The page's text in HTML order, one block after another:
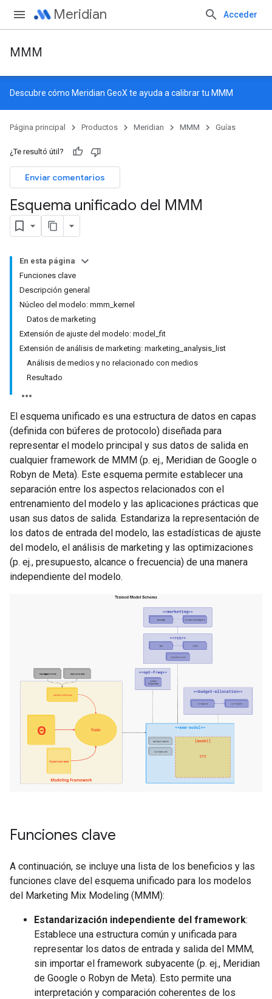
Meridian Acceder
MMM
Descubre cómo Meridian GeoX te ayuda a calibrar tu MMM
Página principal Productos Meridian MMM Guías
¿Te resultó útil?
Enviar comentarios
Esquema unificado del MMM
En esta página
Funciones clave
Descripción general
Núcleo del modelo: mmm_kernel
Datos de marketing
Extensión de ajuste del modelo: model_fit
Extensión de análisis de marketing: marketing_analysis_list
Análisis de medios y no relacionado con medios
Resultado
El esquema unificado es una estructura de datos en capas
(definida con búferes de protocolo) diseñada para
representar el modelo principal y sus datos de salida en
cualquier framework de MMM (p. ej., Meridian de Google o
Robyn de Meta). Este esquema permite establecer una
separación entre los aspectos relacionados con el
entrenamiento del modelo y las aplicaciones prácticas que
usan sus datos de salida. Estandariza la representación de
los datos de entrada del modelo, las estadísticas de ajuste
del modelo, el análisis de marketing y las optimizaciones
(p. ej., presupuesto, alcance o frecuencia) de una manera
independiente del modelo.
Funciones clave
A continuación, se incluye una lista de los beneficios y las
funciones clave del esquema unificado para los modelos
del Marketing Mix Modeling (MMM):
Estandarización independiente del framework:
Establece una estructura común y unificada para
representar los datos de entrada y salida del MMM,
sin importar el framework subyacente (p. ej., Meridian
de Google o Robyn de Meta). Esto permite una
interpretación y comparación coherentes de los